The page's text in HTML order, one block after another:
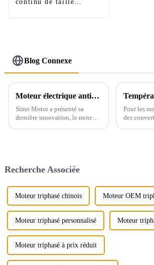
continu de taille
Blog Connexe
Moteur électrique antidéflagrant 2940 tr/min pour environnements dangereux
Simo Motor a présenté sa
dernière innovation, le moteur
dangereux.
Pour les
des
Recherche Associée
Moteur triphasé chinois Moteur OEM
Moteur triphasé personnalisé Moteur
Moteur triphasé à prix réduit